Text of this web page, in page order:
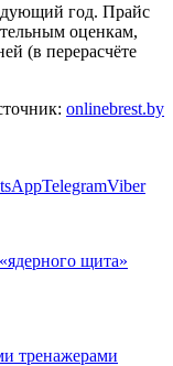
год. Прайс
оценкам,
(в перерасчёте
onlinebrest.by
TelegramViber
щита»
тренажерами